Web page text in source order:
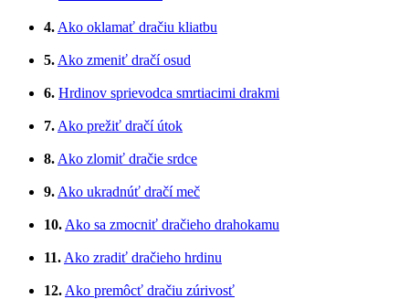
4. Ako oklamať dračiu kliatbu
5. Ako zmeniť dračí osud
6. Hrdinov sprievodca smrtiacimi drakmi
7. Ako prežiť dračí útok
8. Ako zlomiť dračie srdce
9. Ako ukradnúť dračí meč
10. Ako sa zmocniť dračieho drahokamu
11. Ako zradiť dračieho hrdinu
12. Ako premôcť dračiu zúrivosť